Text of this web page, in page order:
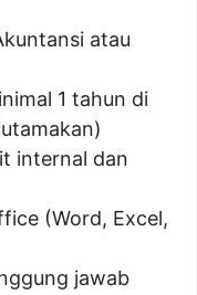
atau
1 tahun di
internal dan
(Word, Excel,
jawab